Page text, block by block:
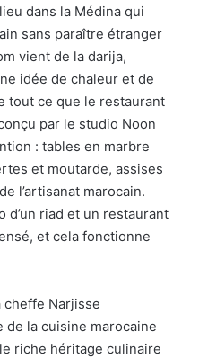
dans la Médina qui
sans paraître étranger
vient de la darija,
idée de chaleur et de
tout ce que le restaurant
par le studio Noon
: tables en marbre
et moutarde, assises
l’artisanat marocain.
d’un riad et un restaurant
et cela fonctionne
cheffe Narjisse
de la cuisine marocaine
riche héritage culinaire